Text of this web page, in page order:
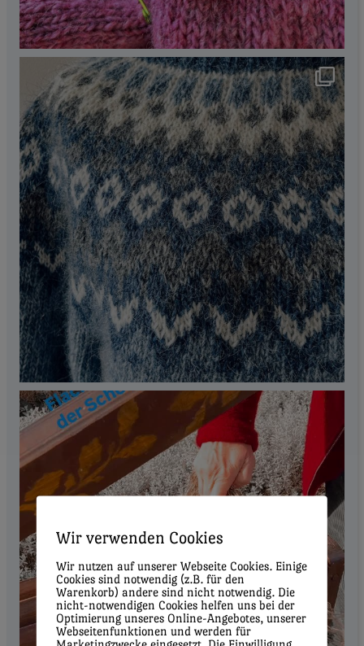
Wir verwenden Cookies
Wir nutzen auf unserer Webseite Cookies. Einige
Cookies sind notwendig (z.B. für den
Warenkorb) andere sind nicht notwendig. Die
nicht-notwendigen Cookies helfen uns bei der
Optimierung unseres Online-Angebotes, unserer
Webseitenfunktionen und werden für
Marketingzwecke eingesetzt. Die Einwilligung